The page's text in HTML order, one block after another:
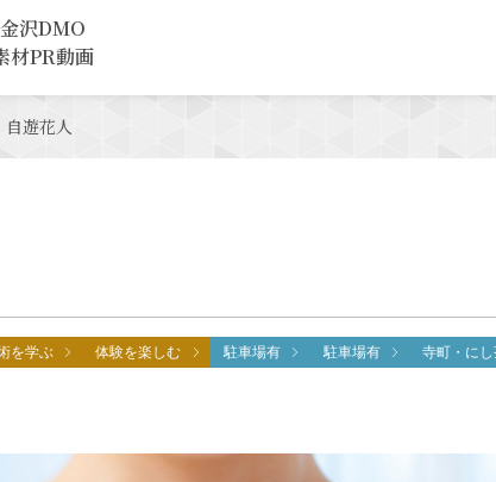
金沢DMO
材PR動画
遊花人
を学ぶ 体験を楽しむ 駐車場有 駐車場有 寺町・に